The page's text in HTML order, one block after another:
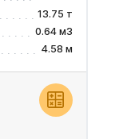
13.75 т
0.64 м3
4.58 м